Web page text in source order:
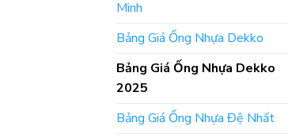
Minh
Bảng Giá Ống Nhựa Dekko
Bảng Giá Ống Nhựa Dekko
2025
Bảng Giá Ống Nhựa Đệ Nhất